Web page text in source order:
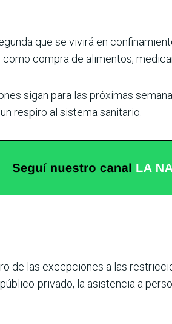
que se vivirá en
compra de alimentos,
sigan para las próximas
respiro al sistema sanitario.
de las excepciones a las
privado, la asistencia a